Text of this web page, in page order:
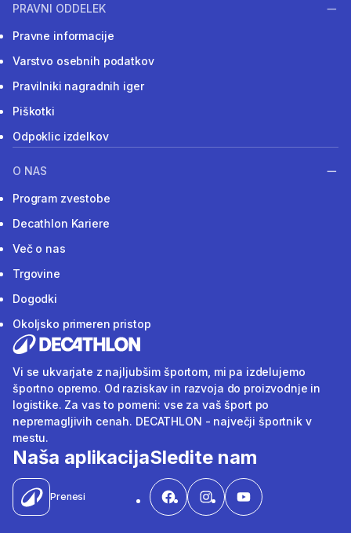
PRAVNI ODDELEK
Pravne informacije
Varstvo osebnih podatkov
Pravilniki nagradnih iger
Piškotki
Odpoklic izdelkov
O NAS
Program zvestobe
Decathlon Kariere
Več o nas
Trgovine
Dogodki
Okoljsko primeren pristop
Vi se ukvarjate z najljubšim športom, mi pa izdelujemo
športno opremo. Od raziskav in razvoja do proizvodnje in
logistike. Za vas to pomeni: vse za vaš šport po
nepremagljivih cenah. DECATHLON - največji športnik v
mestu.
Naša aplikacija
Prenesi
Sledite nam